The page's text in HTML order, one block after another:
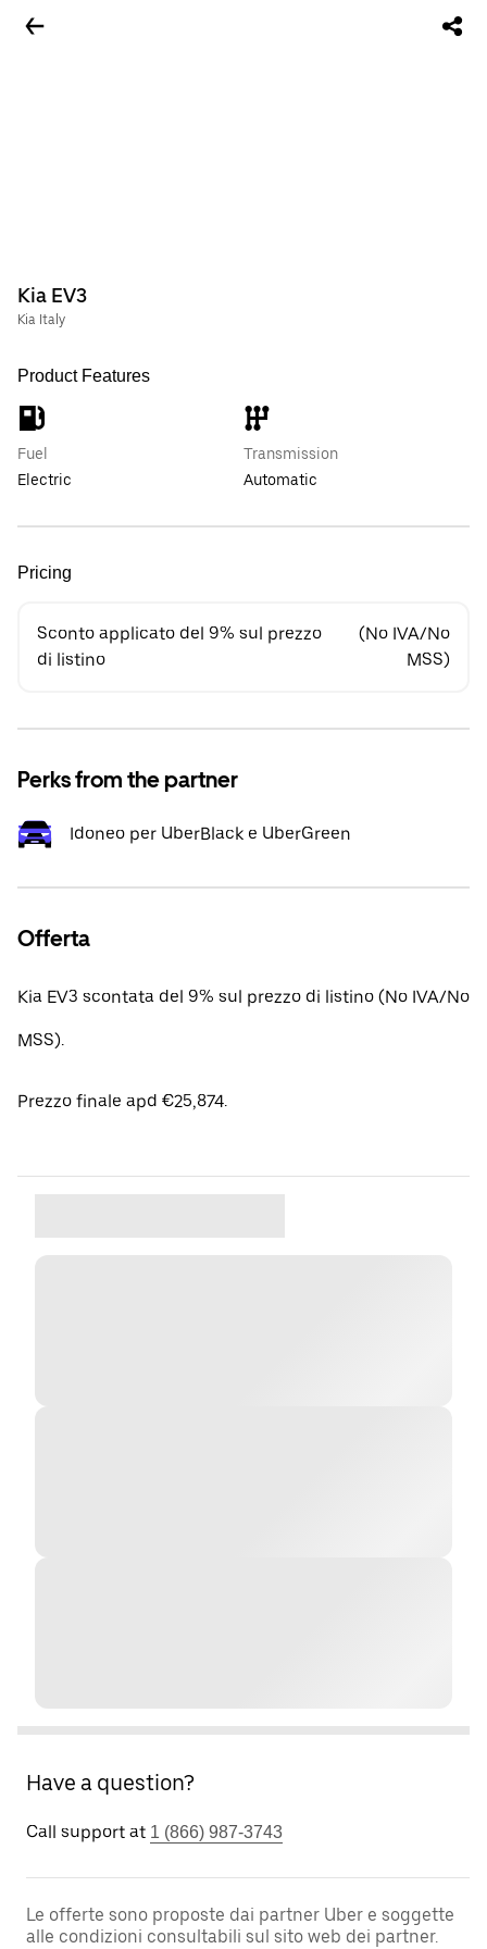
Kia EV3
Kia Italy
Product Features
Fuel
Electric
Transmission
Automatic
Pricing
Sconto applicato del 9% sul prezzo
di listino
(No IVA/No
MSS)
Perks from the partner
Idoneo per UberBlack e UberGreen
Offerta
Kia EV3 scontata del 9% sul prezzo di listino (No IVA/No
MSS).
Prezzo finale apd €25,874.
Have a question?
Call support at 1 (866) 987-3743
Le offerte sono proposte dai partner Uber e soggette
alle condizioni consultabili sul sito web dei partner.